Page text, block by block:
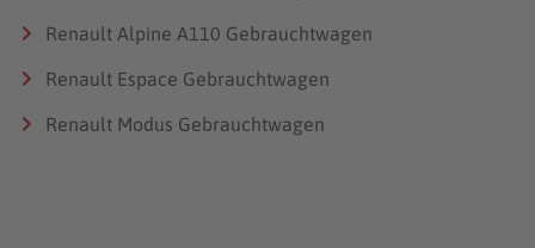
Renault Alpine A110 Gebrauchtwagen
Renault Espace Gebrauchtwagen
Renault Modus Gebrauchtwagen